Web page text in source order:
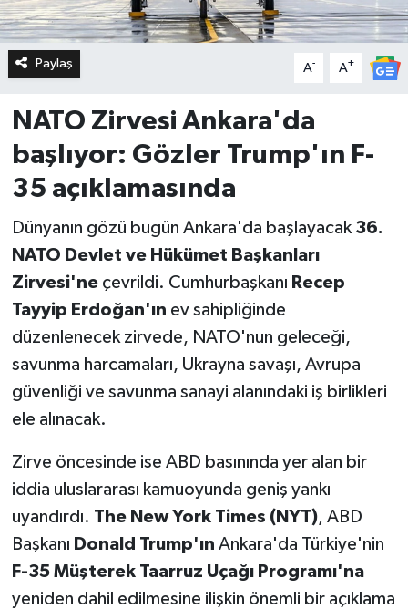
Paylaş A- A+
NATO Zirvesi Ankara'da
başlıyor: Gözler Trump'ın F-
35 açıklamasında
Dünyanın gözü bugün Ankara'da başlayacak 36.
NATO Devlet ve Hükümet Başkanları
Zirvesi'neçevrildi. Cumhurbaşkanı Recep
Tayyip Erdoğan'ın ev sahipliğinde
düzenlenecek zirvede, NATO'nun geleceği,
savunma harcamaları, Ukrayna savaşı, Avrupa
güvenliği ve savunma sanayi alanındaki iş birlikleri
ele alınacak.
Zirve öncesinde ise ABD basınında yer alan bir
iddia uluslararası kamuoyunda geniş yankı
uyandırdı. The New York Times (NYT), ABD
Başkanı Donald Trump'ın Ankara'da Türkiye'nin
F-35 Müşterek Taarruz Uçağı Programı'na
yeniden dahil edilmesine ilişkin önemli bir açıklama